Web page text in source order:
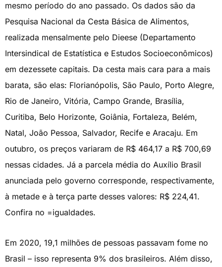
mesmo período do ano passado. Os dados são da
Pesquisa Nacional da Cesta Básica de Alimentos,
realizada mensalmente pelo Dieese (Departamento
Intersindical de Estatística e Estudos Socioeconômicos)
em dezessete capitais. Da cesta mais cara para a mais
barata, são elas: Florianópolis, São Paulo, Porto Alegre,
Rio de Janeiro, Vitória, Campo Grande, Brasília,
Curitiba, Belo Horizonte, Goiânia, Fortaleza, Belém,
Natal, João Pessoa, Salvador, Recife e Aracaju. Em
outubro, os preços variaram de R$ 464,17 a R$ 700,69
nessas cidades. Já a parcela média do Auxílio Brasil
anunciada pelo governo corresponde, respectivamente,
à metade e à terça parte desses valores: R$ 224,41.
Confira no =igualdades.
Em 2020, 19,1 milhões de pessoas passavam fome no
Brasil – isso representa 9% dos brasileiros. Além disso,